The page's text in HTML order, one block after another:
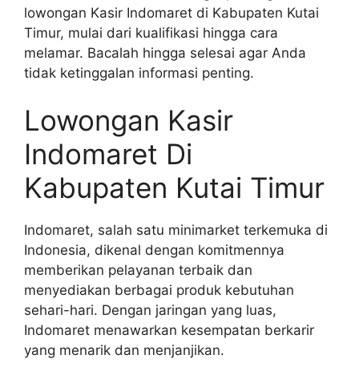
lowongan Kasir Indomaret di Kabupaten Kutai
Timur, mulai dari kualifikasi hingga cara
melamar. Bacalah hingga selesai agar Anda
tidak ketinggalan informasi penting.
Lowongan Kasir
Indomaret Di
Kabupaten Kutai Timur
Indomaret, salah satu minimarket terkemuka di
Indonesia, dikenal dengan komitmennya
memberikan pelayanan terbaik dan
menyediakan berbagai produk kebutuhan
sehari-hari. Dengan jaringan yang luas,
Indomaret menawarkan kesempatan berkarir
yang menarik dan menjanjikan.